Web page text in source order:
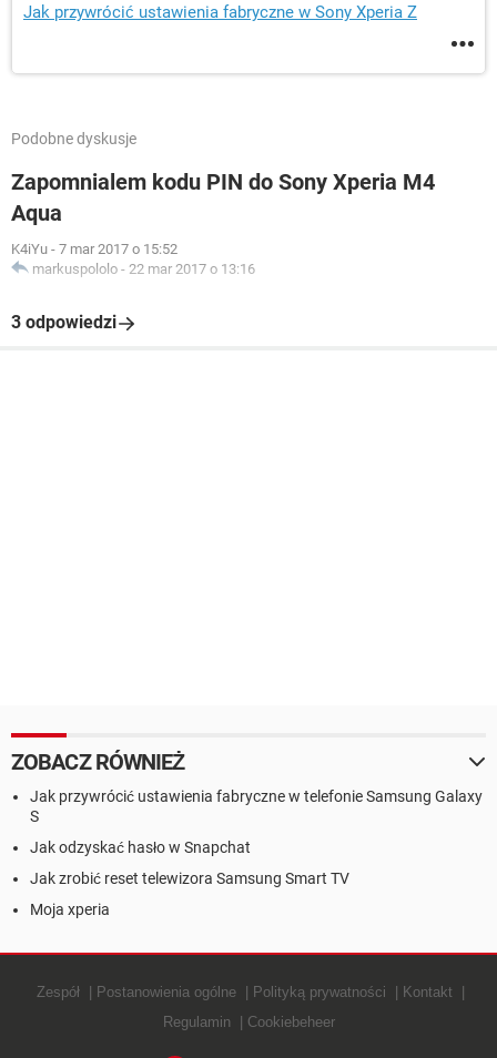
Jak przywrócić ustawienia fabryczne w Sony Xperia Z
Podobne dyskusje
Zapomnialem kodu PIN do Sony Xperia M4
Aqua
K4iYu - 7 mar 2017 o 15:52
markuspololo - 22 mar 2017 o 13:16
3 odpowiedzi
ZOBACZ RÓWNIEŻ
Jak przywrócić ustawienia fabryczne w telefonie Samsung Galaxy
S
Jak odzyskać hasło w Snapchat
Jak zrobić reset telewizora Samsung Smart TV
Moja xperia
Zespół Postanowienia ogólne Polityką prywatności
Kontakt
Regulamin
Cookiebeheer